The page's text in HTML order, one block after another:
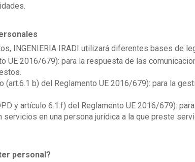
INGENIERIA IRADI utilizará diferentes bases de
UE 2016/679): para la respuesta de las
(art.6.1 b) del Reglamento UE 2016/679): para la
y artículo 6.1.f) del Reglamento UE 2016/679):
en una persona jurídica a la que preste
personal?